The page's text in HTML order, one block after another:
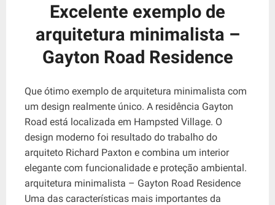
Excelente exemplo de
arquitetura minimalista –
Gayton Road Residence
Que ótimo exemplo de arquitetura minimalista com
um design realmente único. A residência Gayton
Road está localizada em Hampsted Village. O
design moderno foi resultado do trabalho do
arquiteto Richard Paxton e combina um interior
elegante com funcionalidade e proteção ambiental.
arquitetura minimalista – Gayton Road Residence
Uma das características mais importantes da